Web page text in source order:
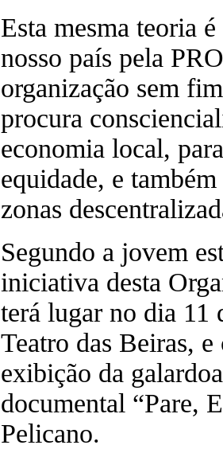
Esta mesma teoria
nosso país pela
organização sem
procura
economia local,
equidade, e
zonas
Segundo a jovem
iniciativa desta
terá lugar no dia 11
Teatro das Beiras,
exibição da
documental “Pare,
Pelicano.